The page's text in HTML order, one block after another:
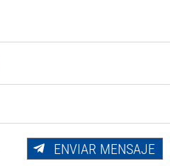
ENVIAR MENSAJE